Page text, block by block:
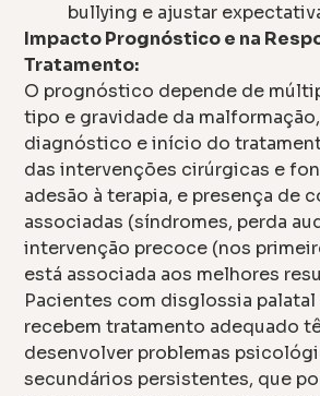
bullying e ajustar
Impacto Prognóstico e na
Tratamento:
O prognóstico depende de
tipo e gravidade da
diagnóstico e início do
das intervenções cirúrgicas e
adesão à terapia, e presença de
associadas (síndromes, perda
intervenção precoce (nos
está associada aos melhores
Pacientes com disglossia palatal
recebem tratamento adequado
desenvolver problemas
secundários persistentes, que